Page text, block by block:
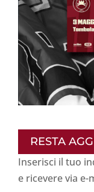
RESTA
Inserisci il tuo
e ricevere via